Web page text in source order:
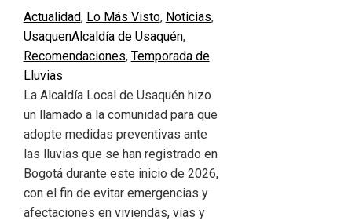
Actualidad, Lo Más Visto, Noticias,
UsaquenAlcaldía de Usaquén,
Recomendaciones, Temporada de
Lluvias
La Alcaldía Local de Usaquén hizo
un llamado a la comunidad para que
adopte medidas preventivas ante
las lluvias que se han registrado en
Bogotá durante este inicio de 2026,
con el fin de evitar emergencias y
afectaciones en viviendas, vías y